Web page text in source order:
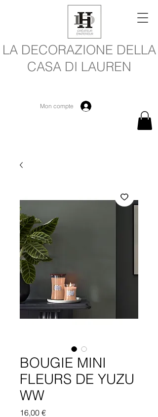
LA DECORAZIONE DELLA
CASA DI LAUREN
Mon compte
BOUGIE MINI
FLEURS DE YUZU
WW
16,00 €Prezzo